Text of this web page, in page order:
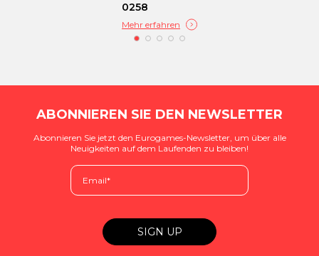
0258
Mehr erfahren
ABONNIEREN SIE DEN NEWSLETTER
Abonnieren Sie jetzt den Eurogames-Newsletter, um über alle
Neuigkeiten auf dem Laufenden zu bleiben!